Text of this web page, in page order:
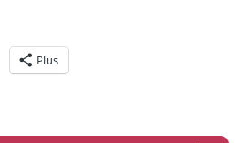
Plus